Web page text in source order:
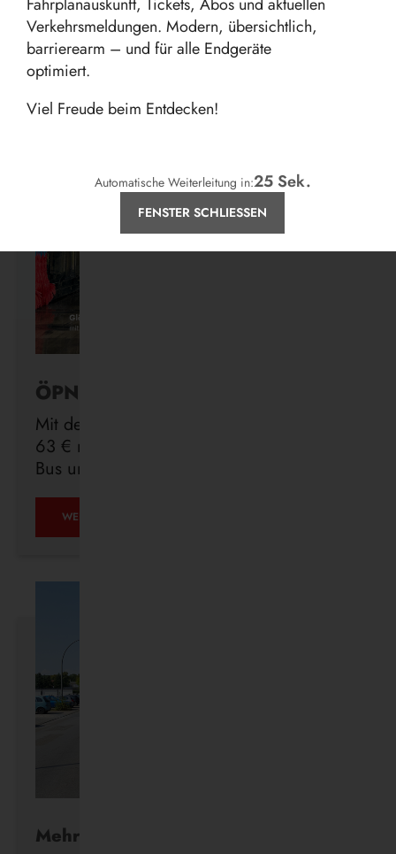
ÖPNV ist, was ihr draus macht.
Mit dem Deutschlandticket sind Sie für
63 € monatlich in ganz Deutschland mit
Bus und Bahn unterwegs.
WEITERLESEN …
Mehr Komfort für Fahrgäste
Verkehrsmeldungen. Modern, übersichtlich,
barrierearm – und für alle Endgeräte
optimiert.
Viel Freude beim Entdecken!
FENSTER SCHLIESSEN
Automatische Weiterleitung in:24 Sek.